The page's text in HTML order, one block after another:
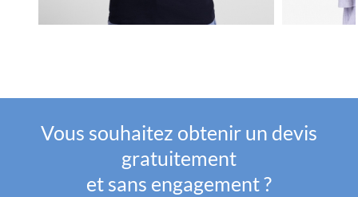
Vous souhaitez obtenir un devis
gratuitement
et sans engagement ?